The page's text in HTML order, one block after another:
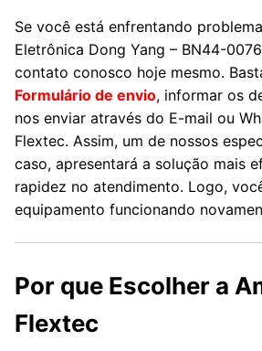
Se você está enfrentando
Eletrônica Dong Yang – BN44-
contato conosco hoje mesmo.
Formulário de envio, informar os
nos enviar através do E-mail ou
Flextec. Assim, um de nossos
caso, apresentará a solução mais
rapidez no atendimento. Logo,
equipamento funcionando
Por que Escolher a
Flextec